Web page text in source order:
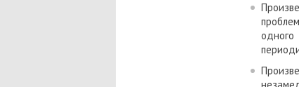
одного